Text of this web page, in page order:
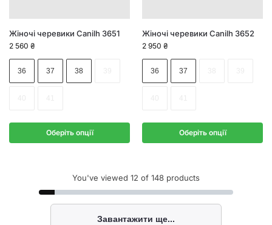
Жіночі черевики Canilh 3651
2 560 ₴
36 37 38
Оберіть опції
Жіночі черевики Canilh 3652
2 950 ₴
36 37
Оберіть опції
You've viewed 12 of 148 products
Завантажити ще...